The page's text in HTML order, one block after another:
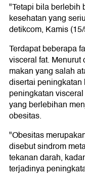
"Tetapi bila berlebih
kesehatan yang
detikcom, Kamis
Terdapat beberapa
visceral fat. Menurut
makan yang salah
disertai
peningkatan
yang berlebihan
obesitas.
"Obesitas
disebut sindrom
tekanan darah,
terjadinya